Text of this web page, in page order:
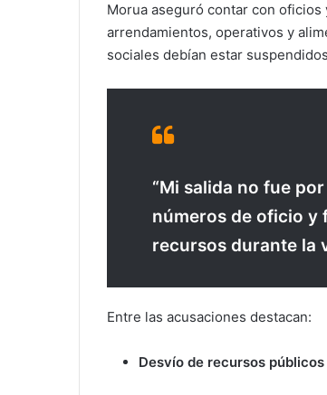
Morua aseguró contar con oficios
arrendamientos, operativos y
sociales debían estar
“Mi salida no fue
números de oficio y
recursos durante la
Entre las acusaciones destacan:
Desvío de recursos públicos